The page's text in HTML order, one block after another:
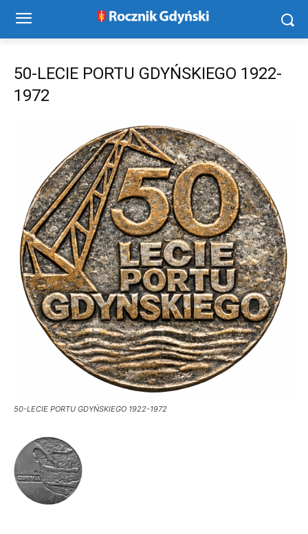
50-LECIE PORTU GDYŃSKIEGO 1922-
1972
50-LECIE PORTU GDYŃSKIEGO 1922-1972